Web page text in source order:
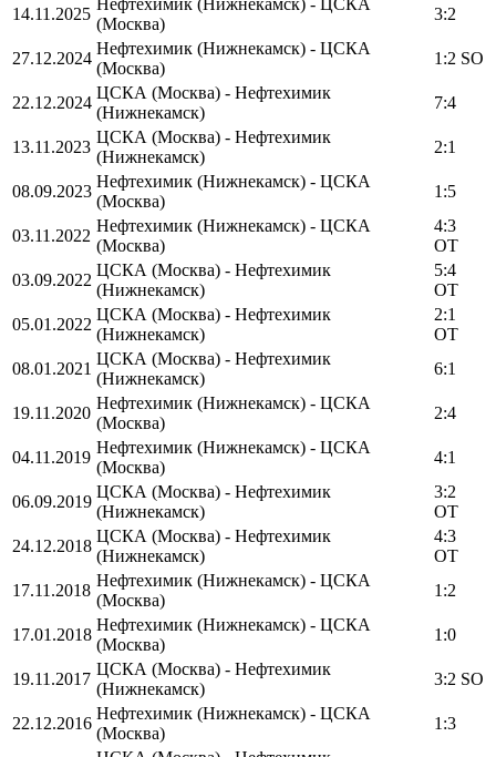
14.11.2025
(Москва)
3:2
27.12.2024
Нефтехимик (Нижнекамск) - ЦСКА
(Москва)
1:2 SO
22.12.2024
ЦСКА (Москва) - Нефтехимик
(Нижнекамск)
7:4
13.11.2023
ЦСКА (Москва) - Нефтехимик
(Нижнекамск)
2:1
08.09.2023
Нефтехимик (Нижнекамск) - ЦСКА
(Москва)
1:5
03.11.2022
Нефтехимик (Нижнекамск) - ЦСКА
(Москва)
4:3
OT
03.09.2022
ЦСКА (Москва) - Нефтехимик
(Нижнекамск)
5:4
OT
05.01.2022
ЦСКА (Москва) - Нефтехимик
(Нижнекамск)
2:1
OT
08.01.2021
ЦСКА (Москва) - Нефтехимик
(Нижнекамск)
6:1
19.11.2020
Нефтехимик (Нижнекамск) - ЦСКА
(Москва)
2:4
04.11.2019
Нефтехимик (Нижнекамск) - ЦСКА
(Москва)
4:1
06.09.2019
ЦСКА (Москва) - Нефтехимик
(Нижнекамск)
3:2
OT
24.12.2018
ЦСКА (Москва) - Нефтехимик
(Нижнекамск)
4:3
OT
17.11.2018
Нефтехимик (Нижнекамск) - ЦСКА
(Москва)
1:2
17.01.2018
Нефтехимик (Нижнекамск) - ЦСКА
(Москва)
1:0
19.11.2017
ЦСКА (Москва) - Нефтехимик
(Нижнекамск)
3:2 SO
22.12.2016
Нефтехимик (Нижнекамск) - ЦСКА
(Москва)
1:3